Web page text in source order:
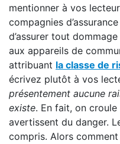
mentionner à vos
compagnies
d’assurer tout
aux appareils de
attribuant la classe de
écrivez plutôt à vos
présentement aucune
existe. En fait, on croule
avertissent du danger.
compris. Alors